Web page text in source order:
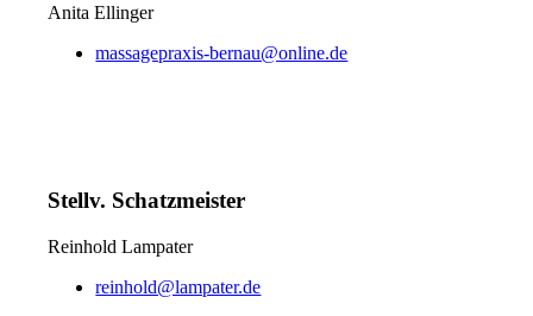
Anita Ellinger
massagepraxis-bernau@online.de
Stellv. Schatzmeister
Reinhold Lampater
reinhold@lampater.de